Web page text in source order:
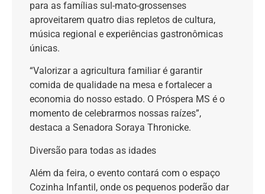
para as famílias sul-mato-grossenses
aproveitarem quatro dias repletos de cultura,
música regional e experiências gastronômicas
únicas.
“Valorizar a agricultura familiar é garantir
comida de qualidade na mesa e fortalecer a
economia do nosso estado. O Próspera MS é o
momento de celebrarmos nossas raízes”,
destaca a Senadora Soraya Thronicke.
Diversão para todas as idades
Além da feira, o evento contará com o espaço
Cozinha Infantil, onde os pequenos poderão dar